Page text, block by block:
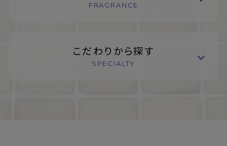
FRAGRANCE
こだわりから探す
SPECIALTY